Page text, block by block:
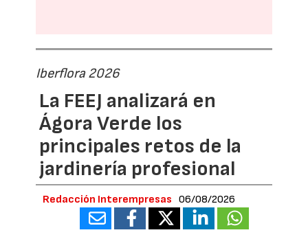
Iberflora 2026
La FEEJ analizará en
Ágora Verde los
principales retos de la
jardinería profesional
Redacción Interempresas 06/08/2026